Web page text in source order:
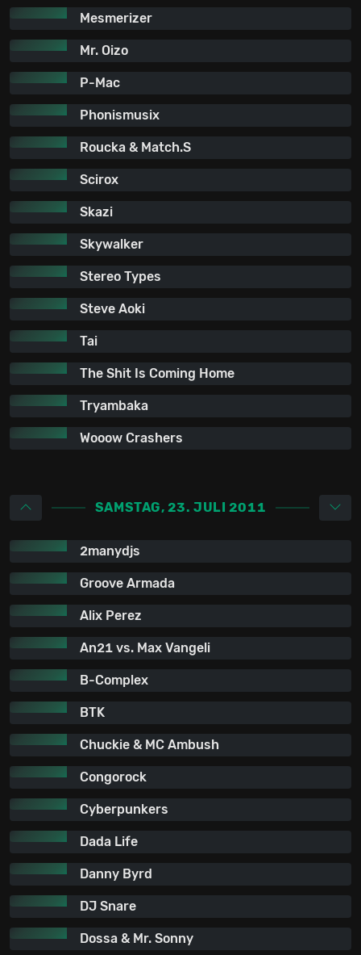
Mesmerizer
Mr. Oizo
P-Mac
Phonismusix
Roucka & Match.S
Scirox
Skazi
Skywalker
Stereo Types
Steve Aoki
Tai
The Shit Is Coming Home
Tryambaka
Wooow Crashers
SAMSTAG, 23. JULI 2011
2manydjs
Groove Armada
Alix Perez
An21 vs. Max Vangeli
B-Complex
BTK
Chuckie & MC Ambush
Congorock
Cyberpunkers
Dada Life
Danny Byrd
DJ Snare
Dossa & Mr. Sonny